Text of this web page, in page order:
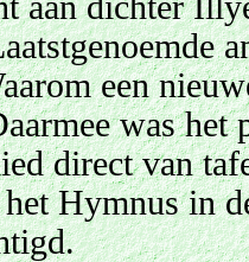
een
was het
direct van
Hymnus in